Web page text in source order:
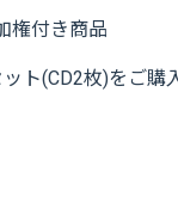
権付き商品
ト(CD2枚)をご購